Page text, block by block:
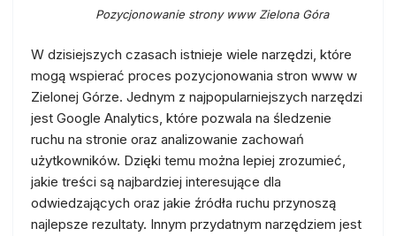
Pozycjonowanie strony www Zielona Góra
W dzisiejszych czasach istnieje wiele narzędzi, które
mogą wspierać proces pozycjonowania stron www w
Zielonej Górze. Jednym z najpopularniejszych narzędzi
jest Google Analytics, które pozwala na śledzenie
ruchu na stronie oraz analizowanie zachowań
użytkowników. Dzięki temu można lepiej zrozumieć,
jakie treści są najbardziej interesujące dla
odwiedzających oraz jakie źródła ruchu przynoszą
najlepsze rezultaty. Innym przydatnym narzędziem jest